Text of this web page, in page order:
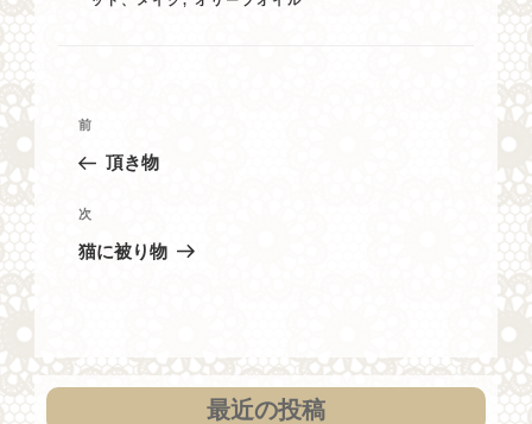
リ
投
ビ
ゲ
ン
過
去
投
前
頂き物
次
の
次
猫に被り物
最近の投稿